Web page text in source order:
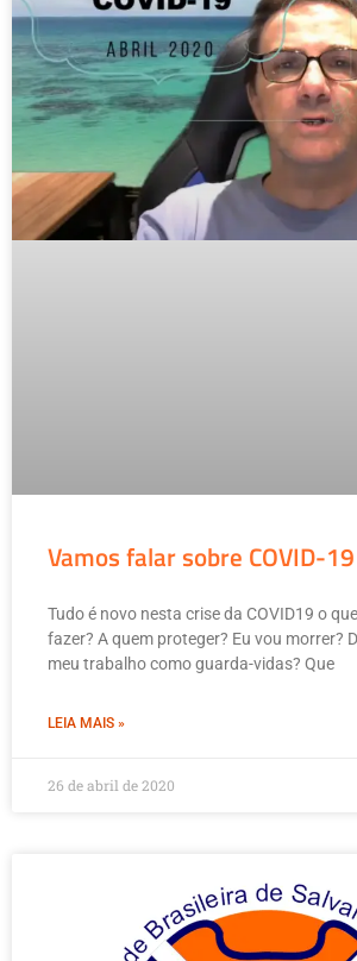
Vamos falar sobre COVID-19
Tudo é novo nesta crise da COVID19 o
fazer? A quem proteger? Eu vou morrer?
meu trabalho como guarda-vidas? Que
LEIA MAIS »
26 de abril de 2020